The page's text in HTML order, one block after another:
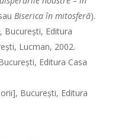
Biserica în mitosferă).
, Bucureşti, Editura
Lucman, 2002.
Editura Casa
Bucureşti, Editura